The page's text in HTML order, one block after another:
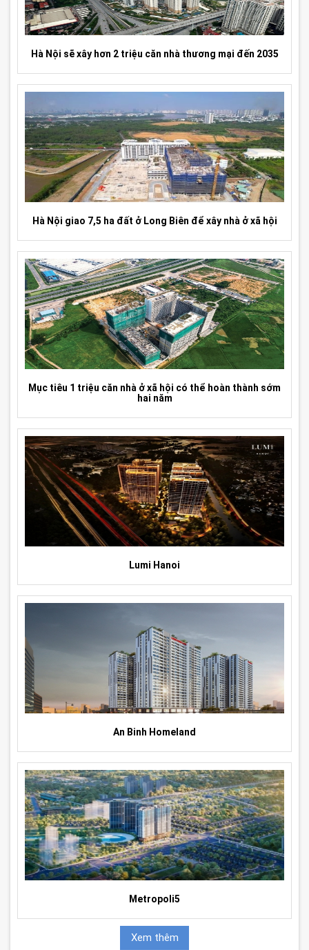
Hà Nội sẽ xây hơn 2 triệu căn nhà thương mại đến 2035
Hà Nội giao 7,5 ha đất ở Long Biên để xây nhà ở xã hội
Mục tiêu 1 triệu căn nhà ở xã hội có thể hoàn thành sớm
hai năm
Lumi Hanoi
An Binh Homeland
Metropoli5
Xem thêm